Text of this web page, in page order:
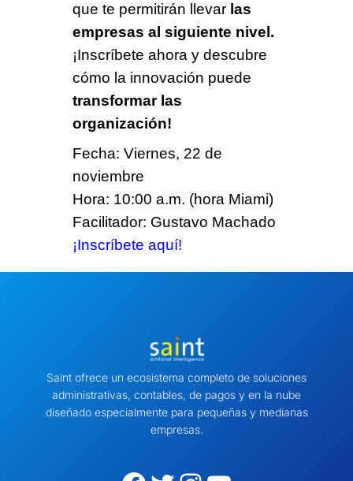
que te permitirán llevar las
empresas al siguiente nivel.
¡Inscríbete ahora y descubre
cómo la innovación puede
transformar las
organización!
Fecha: Viernes, 22 de
noviembre
Hora: 10:00 a.m. (hora Miami)
Facilitador: Gustavo Machado
¡Inscríbete aquí!
Saint ofrece un ecosistema completo de soluciones
administrativas, contables, de pagos y en la nube
diseñado especialmente para pequeñas y medianas
empresas.